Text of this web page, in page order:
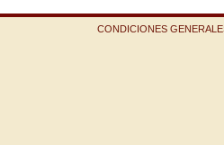
CONDICIONES